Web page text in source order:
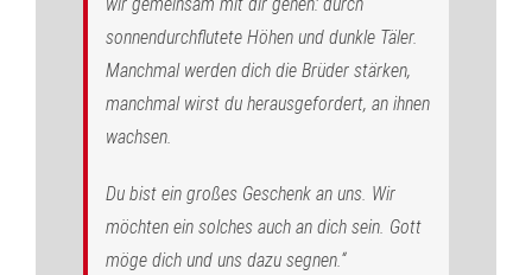
sonnendurchflutete Höhen und dunkle Täler.
Manchmal werden dich die Brüder stärken,
manchmal wirst du herausgefordert, an ihnen
wachsen.
Du bist ein großes Geschenk an uns. Wir
möchten ein solches auch an dich sein. Gott
möge dich und uns dazu segnen.“